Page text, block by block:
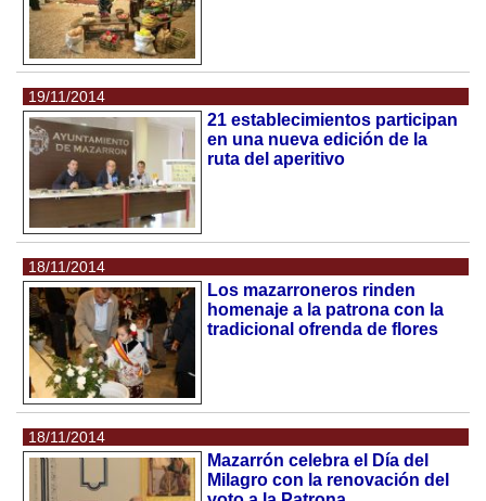
19/11/2014
21 establecimientos participan
en una nueva edición de la
ruta del aperitivo
18/11/2014
Los mazarroneros rinden
homenaje a la patrona con la
tradicional ofrenda de flores
18/11/2014
Mazarrón celebra el Día del
Milagro con la renovación del